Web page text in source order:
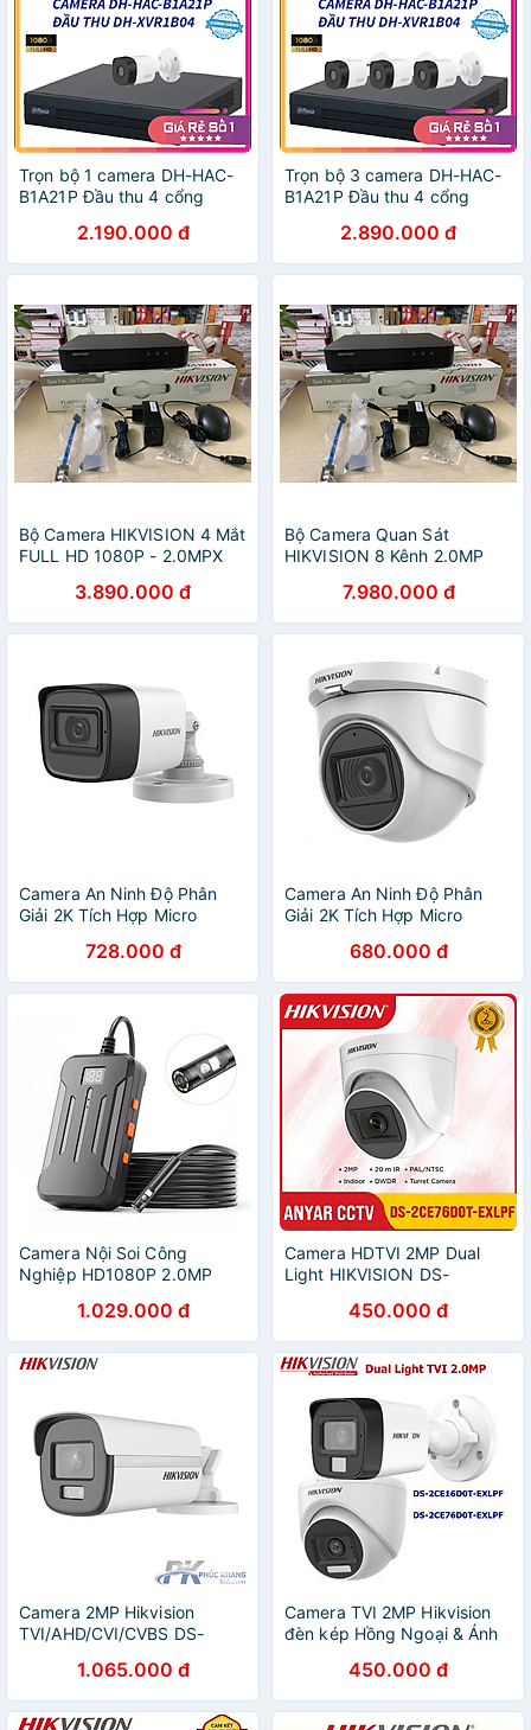
Trọn bộ 1 camera DH-HAC-
B1A21P Đầu thu 4 cổng
Hàng chính hãng
2.190.000 đ
Trọn bộ 3 camera DH-HAC-
B1A21P Đầu thu 4 cổng
Hàng chính hãng
2.890.000 đ
Bộ Camera HIKVISION 4 Mắt
FULL HD 1080P - 2.0MPX
đặt + Ổ Cứng 500GB)
3.890.000 đ
Bộ Camera Quan Sát
HIKVISION 8 Kênh 2.0MP
2.0MPX - Đủ Phụ Kiện Lắp
Đặt ( HDD1TB ) - Hàng
Chính hãng
7.980.000 đ
Camera An Ninh Độ Phân
Giải 2K Tích Hợp Micro
Đồng Trục HIKVISION DS-
2CE16H0T-ITFS - Hàng
Chính Hãng
728.000 đ
Camera An Ninh Độ Phân
Giải 2K Tích Hợp Micro
Đồng Trục HIKVISION DS-
2CE76H0T-ITMFS - Hàng
Chính Hãng
680.000 đ
Camera Nội Soi Công
Nghiệp HD1080P 2.0MP
Kết Nối WIFI Không Dây Với
Điện Thoại F300 - Hàng
Nhập Khẩu
1.029.000 đ
Camera HDTVI 2MP Dual
Light HIKVISION DS-
,76D0T-EXLPF, 16D0T-
EXLPF, 76D0T-EXIPF,
16D0T-EXIPF, 16D0T-LPTS -
Hàng chính hãng
450.000 đ
Camera 2MP Hikvision
TVI/AHD/CVI/CVBS DS-
CÓ MÀU 24/24 Hỗ trợ đèn
trợ sáng 40m - Hàng Chính
Hãng
1.065.000 đ
Camera TVI 2MP Hikvision
đèn kép Hồng Ngoại & Ánh
minh) DS-2CE76D0T-EXLPF,
DS-2CE16D0T-EXLPF -
Hàng chính hãng
450.000 đ